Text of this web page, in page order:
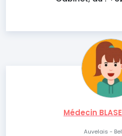
Médecin
Auvelais -